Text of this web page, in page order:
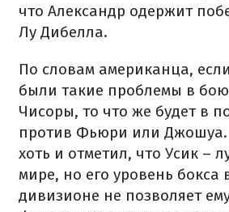
что Александр одержит
Лу Дибелла.
По словам американца,
были такие проблемы в
Чисоры, то что же будет в
против Фьюри или Джошуа.
хоть и отметил, что Усик –
мире, но его уровень бокса
дивизионе не позволяет